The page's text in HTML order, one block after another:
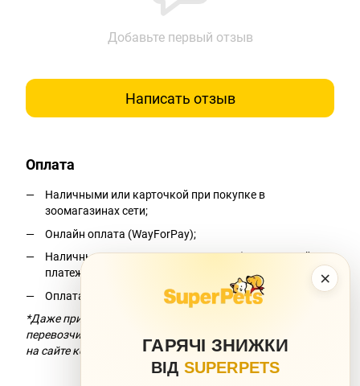
×
ГАРЯЧІ ЗНИЖКИ
ВІД SUPERPETS
Добавьте первый отзыв
Написать отзыв
Оплата
Наличными или карточкой при покупке в
зоомагазинах сети;
Онлайн оплата (WayForPay);
Наличными при получении на почте (наложенный
платеж);*
Оплата по реквизитам.
*Даже при условии бесплатной доставки компания-
перевозчик взимает комиссию за перевод. Подробнее —
на сайте компании-перевозчика.